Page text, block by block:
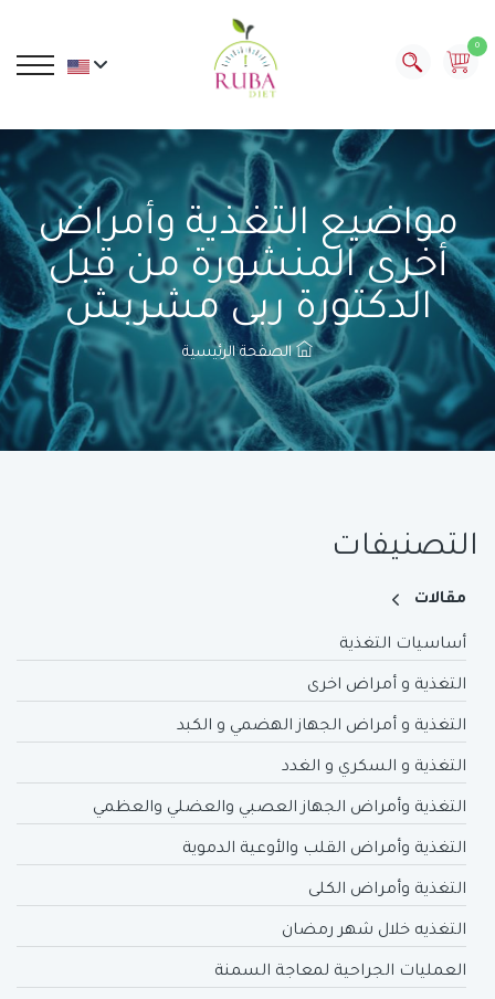
0
مواضيع التغذية وأمراض
أخرى المنشورة من قبل
الدكتورة ربى مشربش
الصفحة الرئيسية
التصنيفات
مقالات
أساسيات التغذية
التغذية و أمراض اخرى
التغذية و أمراض الجهاز الهضمي و الكبد
التغذية و السكري و الغدد
التغذية وأمراض الجهاز العصبي والعضلي والعظمي
التغذية وأمراض القلب والأوعية الدموية
التغذية وأمراض الكلى
التغذيه خلال شهر رمضان
العمليات الجراحية لمعاجة السمنة